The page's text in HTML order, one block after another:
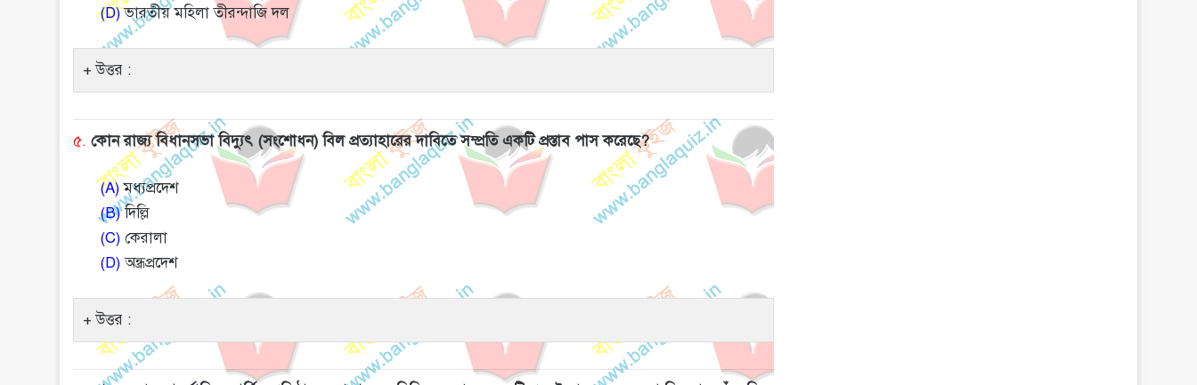
(D)ভারতীয় মহিলা তীরন্দাজি দল
উত্তর :
৫. কোন রাজ্য বিধানসভা বিদ্যুৎ (সংশোধন) বিল প্রত্যাহারের দাবিতে সম্প্রতি একটি প্রস্তাব পাস করেছে?
(A)মধ্যপ্রদেশ
(B)দিল্লি
(C) কেরালা
(D)অন্ধ্রপ্রদেশ
উত্তর :